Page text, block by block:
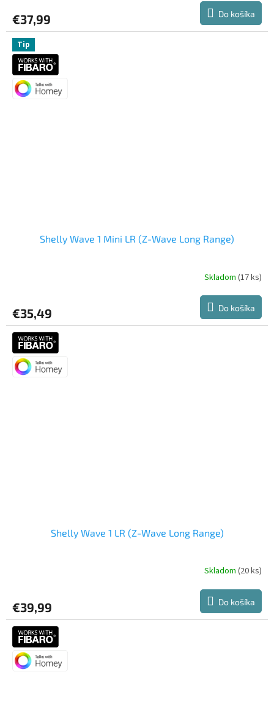
je
5,0
5
hviezdičiek.
€37,99 Do košíka
Tip
Shelly Wave 1 Mini LR (Z-Wave Long Range)
Skladom (17 ks)
€35,49 Do košíka
Shelly Wave 1 LR (Z-Wave Long Range)
Skladom (20 ks)
€39,99 Do košíka